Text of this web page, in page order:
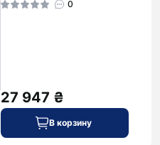
0
27 947 ₴
В корзину